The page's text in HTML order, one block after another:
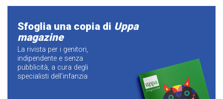
Sfoglia una copia di Uppa
magazine
La rivista per i genitori,
indipendente e senza
pubblicità, a cura degli
specialisti dell’infanzia